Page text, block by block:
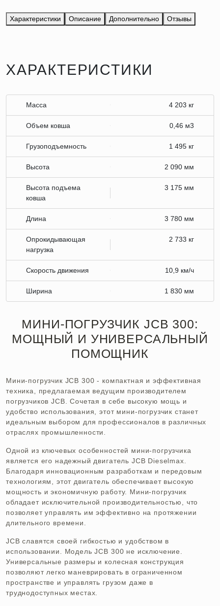
Характеристики Описание Дополнительно Отзывы
ХАРАКТЕРИСТИКИ
Масса 4 203 кг
Объем ковша 0,46 м3
Грузоподъемность 1 495 кг
Высота 2 090 мм
Высота подъема
ковша
3 175 мм
Длина 3 780 мм
Опрокидывающая
нагрузка
2 733 кг
Скорость движения 10,9 км/ч
Ширина 1 830 мм
МИНИ-ПОГРУЗЧИК JCB 300:
МОЩНЫЙ И УНИВЕРСАЛЬНЫЙ
ПОМОЩНИК
Мини-погрузчик JCB 300 - компактная и эффективная
техника, предлагаемая ведущим производителем
погрузчиков JCB. Сочетая в себе высокую мощь и
удобство использования, этот мини-погрузчик станет
идеальным выбором для профессионалов в различных
отраслях промышленности.
Одной из ключевых особенностей мини-погрузчика
является его надежный двигатель JCB Dieselmax.
Благодаря инновационным разработкам и передовым
технологиям, этот двигатель обеспечивает высокую
мощность и экономичную работу. Мини-погрузчик
обладает исключительной производительностью, что
позволяет управлять им эффективно на протяжении
длительного времени.
JCB славятся своей гибкостью и удобством в
использовании. Модель JCB 300 не исключение.
Универсальные размеры и колесная конструкция
позволяют легко маневрировать в ограниченном
пространстве и управлять грузом даже в
труднодоступных местах.